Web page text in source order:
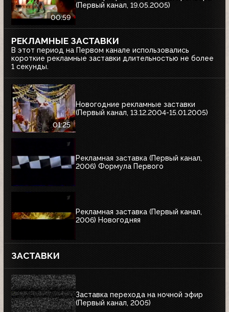
00:59
(Первый канал, 19.05.2005)
РЕКЛАМНЫЕ ЗАСТАВКИ
В этот период на Первом канале использовались
короткие рекламные заставки длительностью не более
1 секунды.
01:25
Новогодние рекламные заставки
(Первый канал, 13.12.2004-15.01.2005)
Рекламная заставка (Первый канал,
2006) Формула Первого
Рекламная заставка (Первый канал,
2006) Новогодняя
ЗАСТАВКИ
Заставка перехода на ночной эфир
(Первый канал, 2005)